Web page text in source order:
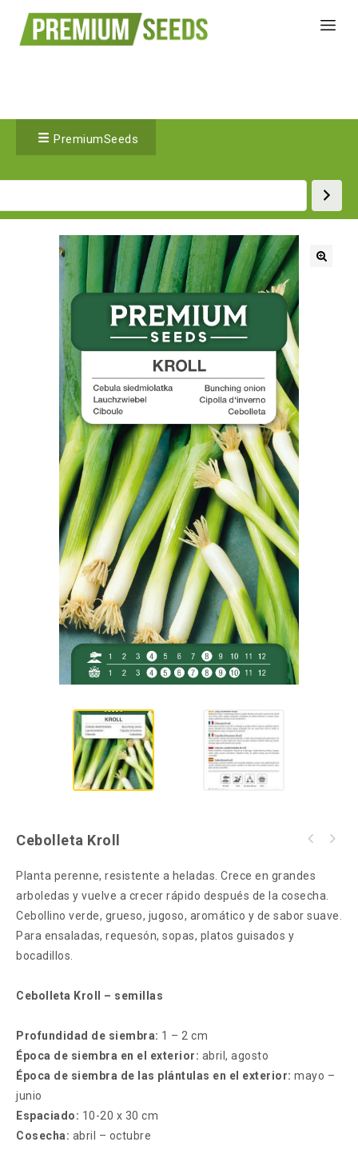
PremiumSeeds
Cebolleta Kroll
Planta perenne, resistente a heladas. Crece en grandes
arboledas y vuelve a crecer rápido después de la cosecha.
Cebollino verde, grueso, jugoso, aromático y de sabor suave.
Para ensaladas, requesón, sopas, platos guisados y
bocadillos.
Cebolleta Kroll – semillas
Profundidad de siembra: 1 – 2 cm
Época de siembra en el exterior: abril, agosto
Época de siembra de las plántulas en el exterior: mayo –
junio
Espaciado: 10-20 x 30 cm
Cosecha: abril – octubre